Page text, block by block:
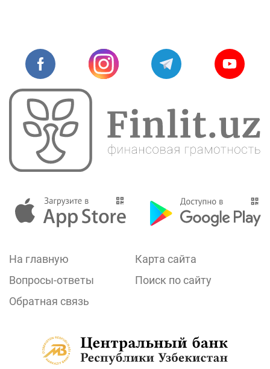
На главную
Карта сайта
Вопросы-ответы
Поиск по сайту
Обратная связь